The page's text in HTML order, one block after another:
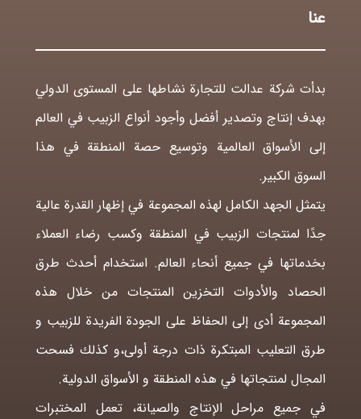
عنا
بدأت شركة عدالت للتجارة نشاطها على المستوى الدولي
بهدف إنتاج وتصدير أفضل وأجود أنواع الزبيب في العالم
إلى الأسواق العالمية وتوسيع حصة المنطقة في هذا
السوق الكبير.
يتمثل الجهد الكامل لهذه المجموعة في إظهار القدرة عالية
جدًا لمنتجات الزبيب في المنطقة وكسب رضاء العملاء
بخدماتها في جميع أنحاء العالم. استخدام أحدث طرق
الحصاد والأدوات التخزين المنتجات من خلال هذه
المجموعة أدى إلى الحفاظ على الجودة الفريدة للزبيب و
طرق التعليب المبتكرة ذات درجة أولى،و کذلك فسحت
المجال لمنتجاتها في هذه المنطقة و الأسواق الدولية.
في جميع مراحل الإنتاج والصيانة، تعمل المختبرات